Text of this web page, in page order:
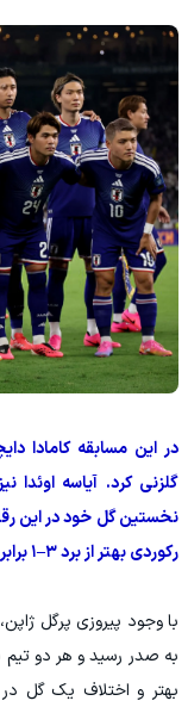
در این مسابقه کامادا
گلزنی کرد. آیاسه اوئدا
نخستین گل خود در این
رکوردی بهتر از برد ۳–۱ برابر دانمارک در جام جهانی ۲۰۱۰ محسوب می‌شود.
بهتر و اختلاف یک گل